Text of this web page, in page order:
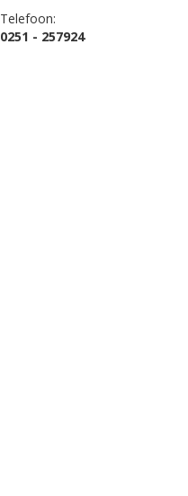
Telefoon:
0251 - 257924